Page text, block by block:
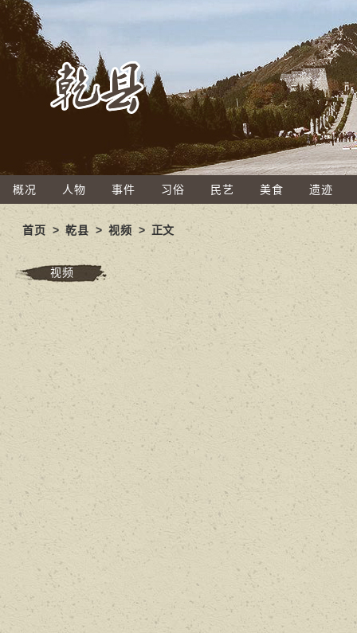
概况 人物 事件 习俗 民艺 美食 遗迹
首页 >乾县 > 视频 > 正文
视频